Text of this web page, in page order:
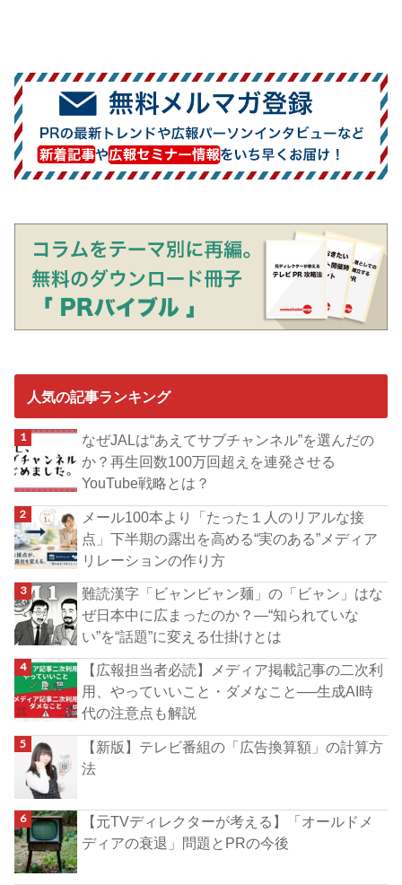
人気の記事ランキング
なぜJALは“あえてサブチャンネル”を選んだの
か？再生回数100万回超えを連発させる
YouTube戦略とは？
メール100本より「たった１人のリアルな接
点」下半期の露出を高める“実のある”メディア
リレーションの作り方
難読漢字「ビャンビャン麺」の「ビャン」はな
ぜ日本中に広まったのか？―“知られていな
い”を“話題”に変える仕掛けとは
【広報担当者必読】メディア掲載記事の二次利
用、やっていいこと・ダメなこと──生成AI時
代の注意点も解説
【新版】テレビ番組の「広告換算額」の計算方
法
【元TVディレクターが考える】「オールドメ
ディアの衰退」問題とPRの今後